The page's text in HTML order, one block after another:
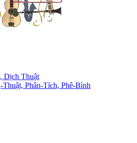
Dịch Thuật
Phân-Tích, Phê-Bình